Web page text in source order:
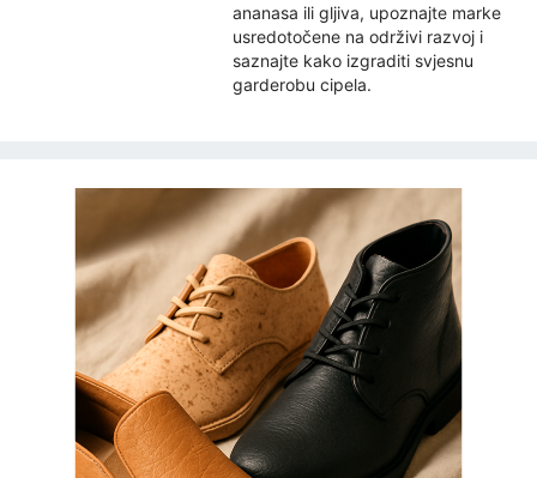
ananasa ili gljiva, upoznajte marke
usredotočene na održivi razvoj i
saznajte kako izgraditi svjesnu
garderobu cipela.